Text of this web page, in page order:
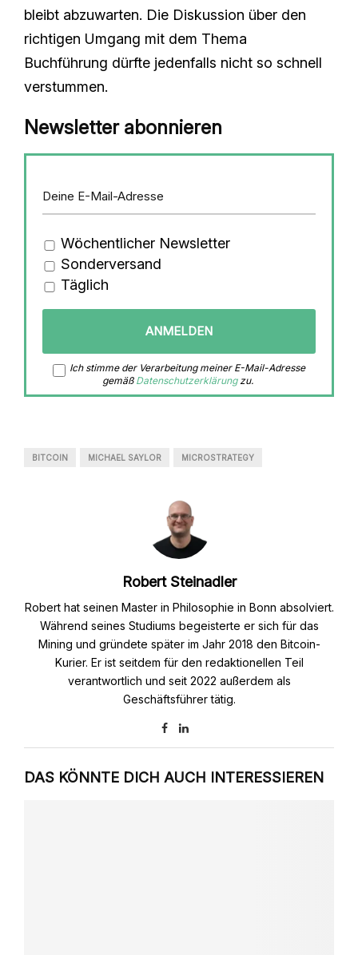
bleibt abzuwarten. Die Diskussion über den
richtigen Umgang mit dem Thema
Buchführung dürfte jedenfalls nicht so schnell
verstummen.
Newsletter abonnieren
Wöchentlicher Newsletter
Sonderversand
Täglich
Ich stimme der Verarbeitung meiner E-Mail-Adresse
gemäß Datenschutzerklärungzu.
BITCOIN MICHAEL SAYLOR MICROSTRATEGY
Robert Steinadler
Robert hat seinen Master in Philosophie in Bonn absolviert.
Während seines Studiums begeisterte er sich für das
Mining und gründete später im Jahr 2018 den Bitcoin-
Kurier. Er ist seitdem für den redaktionellen Teil
verantwortlich und seit 2022 außerdem als
Geschäftsführer tätig.
DAS KÖNNTE DICH AUCH INTERESSIEREN